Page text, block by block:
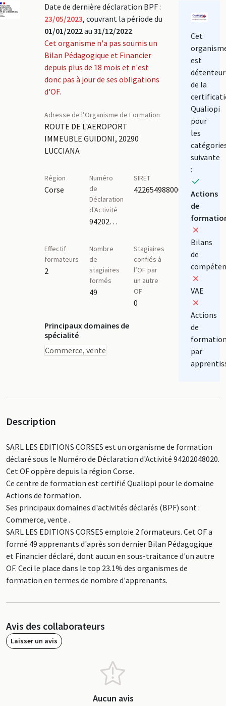
Date de dernière déclaration BPF :
23/05/2023, couvrant la période du
01/01/2022au 31/12/2022.
Cet organisme n'a pas soumis un
Bilan Pédagogique et Financier
depuis plus de 18 mois et n'est
donc pas à jour de ses obligations
d'OF.
Adresse de l’Organisme de Formation
ROUTE DE L'AEROPORT
IMMEUBLE GUIDONI, 20290
LUCCIANA
Région
Corse
Numéro
de
Déclaration
d'Activité
94202048020
SIRET
42265498800043
Effectif
formateurs
2
Nombre
de
stagiaires
formés
49
Stagiaires
confiés à
l’OF par
un autre
OF
0
Principaux domaines de
spécialité
Commerce, vente
Cet
est
détenteur
de la
Qualiopi
pour
les
suivante
:
Actions
de
Bilans
de
VAE
Actions
de
par
Description
SARL LES EDITIONS CORSES est un organisme de formation
déclaré sous le Numéro de Déclaration d'Activité 94202048020.
Cet OF oppère depuis la région Corse.
Ce centre de formation est certifié Qualiopi pour le domaine
Actions de formation.
Ses principaux domaines d'activités déclarés (BPF) sont :
Commerce, vente .
SARL LES EDITIONS CORSES emploie 2 formateurs. Cet OF a
formé 49 apprenants d'après son dernier Bilan Pédagogique
et Financier déclaré, dont aucun en sous-traitance d'un autre
OF. Ceci le place dans le top 23.1% des organismes de
formation en termes de nombre d'apprenants.
Avis des collaborateurs
Laisser un avis
Aucun avis